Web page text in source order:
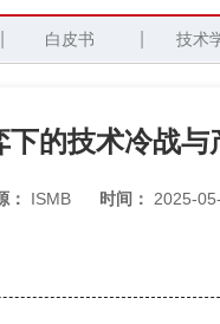
白皮书 技术
的技术冷战与
： ISMB 时间： 2025-